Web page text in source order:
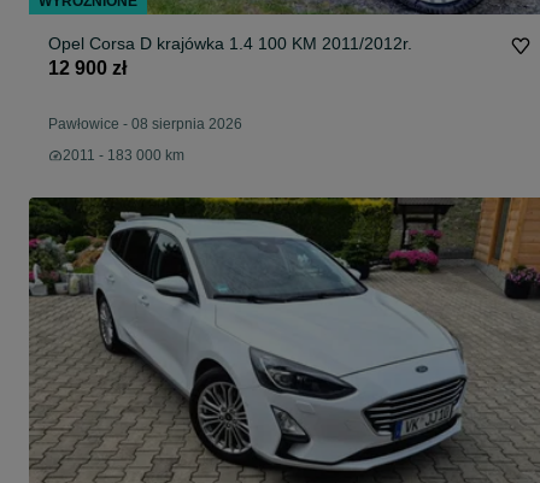
Opel Corsa D krajówka 1.4 100 KM 2011/2012r.
12 900 zł
Pawłowice - 08 sierpnia 2026
2011 - 183 000 km